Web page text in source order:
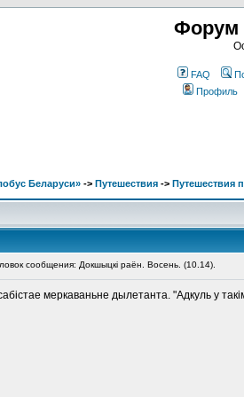
Форум
FAQ
Профиль
Беларуси» -> Путешествия -> Путешествия
сообщения: Докшыцкі раён. Восень. (10.14).
меркаваньне дылетанта. "Адкуль у